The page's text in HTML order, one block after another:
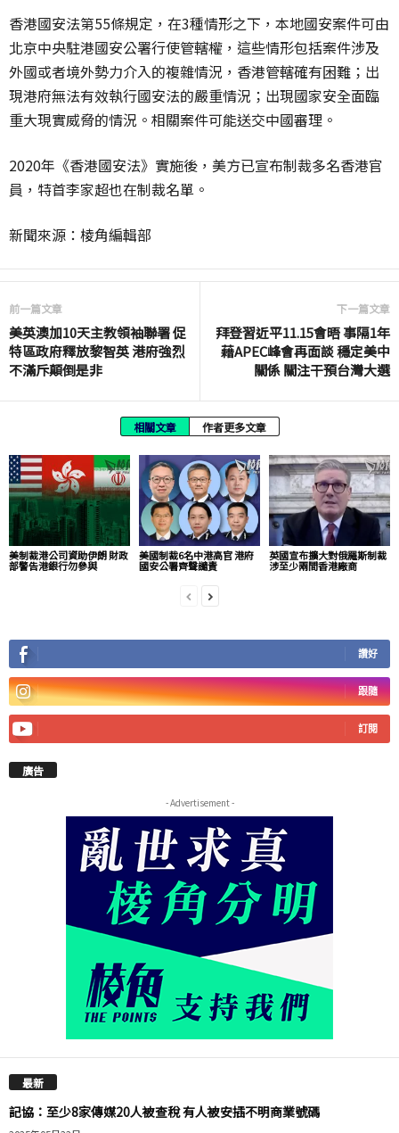
香港國安法第55條規定，在3種情形之下，本地國安案件可由
北京中央駐港國安公署行使管轄權，這些情形包括案件涉及
外國或者境外勢力介入的複雜情況，香港管轄確有困難；出
現港府無法有效執行國安法的嚴重情況；出現國家安全面臨
重大現實威脅的情況。相關案件可能送交中國審理。
2020年《香港國安法》實施後，美方已宣布制裁多名香港官
員，特首李家超也在制裁名單。
新聞來源：棱角編輯部
前一篇文章
美英澳加10天主教領袖聯署 促
特區政府釋放黎智英 港府強烈
不滿斥顛倒是非
下一篇文章
拜登習近平11.15會晤 事隔1年
藉APEC峰會再面談 穩定美中
關係 關注干預台灣大選
相關文章 作者更多文章
美制裁港公司資助伊朗 財政
部警告港銀行勿參與
美國制裁6名中港高官 港府
國安公署齊聲譴責
英國宣布擴大對俄羅斯制裁
涉至少兩間香港廠商
讚好
跟隨
訂閱
廣告
- Advertisement -
最新
記協：至少8家傳媒20人被查稅 有人被安插不明商業號碼